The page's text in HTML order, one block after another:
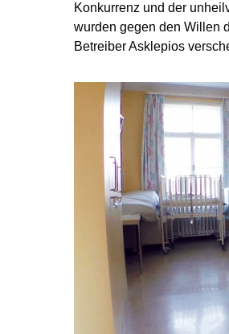
Konkurrenz und der
wurden gegen den Willen
Betreiber Asklepios